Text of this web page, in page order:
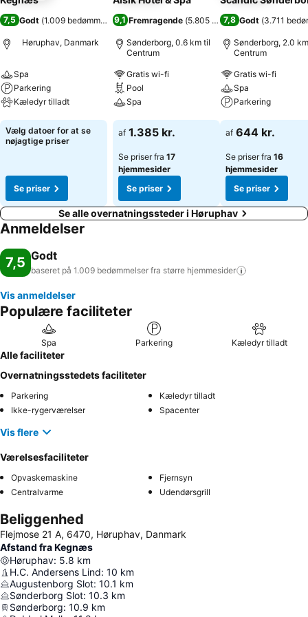
7,5 Godt (1.009 bedømmelser)
Høruphav, Danmark
Spa
Parkering
Kæledyr tilladt
Se priser
Vælg datoer for at se
nøjagtige priser
Se priser
9,1 Fremragende (5.805 bedømmelser)
Sønderborg, 0.6 km til
Centrum
Gratis wi-fi
Pool
Spa
Se priser
af 1.385 kr.
Se priser fra 17
hjemmesider
Se priser
7,8 Godt (3.711
Sønderborg, 2.0
Centrum
Gratis wi-fi
Spa
Parkering
Se priser
af 644 kr.
Se priser fra 16
hjemmesider
Se priser
Se alle overnatningssteder i Høruphav
Anmeldelser
7,5 Godt
baseret på 1.009 bedømmelser fra større hjemmesider
Vis anmeldelser
Populære faciliteter
Spa Parkering Kæledyr tilladt
Alle faciliteter
Overnatningsstedets faciliteter
Parkering
Kæledyr tilladt
Ikke-rygerværelser
Spacenter
Vis flere
Værelsesfaciliteter
Opvaskemaskine
Fjernsyn
Centralvarme
Udendørsgrill
Beliggenhed
Flejmose 21 A, 6470, Høruphav, Danmark
Afstand fra Kegnæs
Høruphav: 5.8 km
H.C. Andersens Lind: 10 km
Augustenborg Slot: 10.1 km
Sønderborg Slot: 10.3 km
Sønderborg: 10.9 km